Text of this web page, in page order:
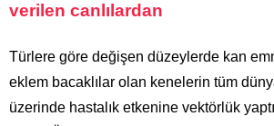
verilen canlılardan
Türlere göre değişen düzeylerde kan
eklem bacaklılar olan kenelerin tüm
üzerinde hastalık etkenine vektörlük